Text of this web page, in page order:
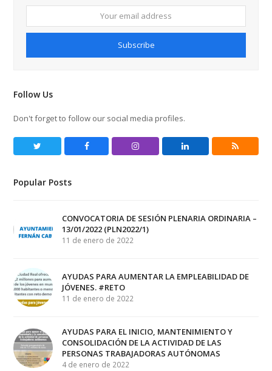
email
address
Subscribe
Follow Us
Don't forget to follow our social media profiles.
Facebook Instagram LinkedIn RSS
Popular Posts
CONVOCATORIA DE SESIÓN PLENARIA ORDINARIA –
13/01/2022 (PLN2022/1)
11 de enero de 2022
AYUDAS PARA AUMENTAR LA EMPLEABILIDAD DE
JÓVENES. #RETO
11 de enero de 2022
AYUDAS PARA EL INICIO, MANTENIMIENTO Y
CONSOLIDACIÓN DE LA ACTIVIDAD DE LAS
PERSONAS TRABAJADORAS AUTÓNOMAS
4 de enero de 2022